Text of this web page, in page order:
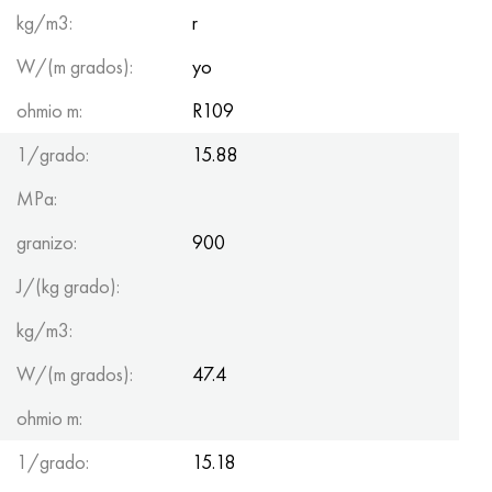
kg/m3:
r
W/(m grados):
yo
ohmio m:
R109
1/grado:
15.88
MPa:
granizo:
900
J/(kg grado):
kg/m3:
W/(m grados):
47.4
ohmio m:
1/grado:
15.18
Hastelloy C-276
Hastelloy C2000
Hastelloy 3
udimet 500
udimet 720
40XFA, 1.7223, AISI 4142
45X, 45h, 1.7035
45HN2MFA, k2425, 45hnmf